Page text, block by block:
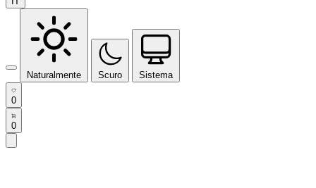
Naturalmente Scuro Sistema
0
0